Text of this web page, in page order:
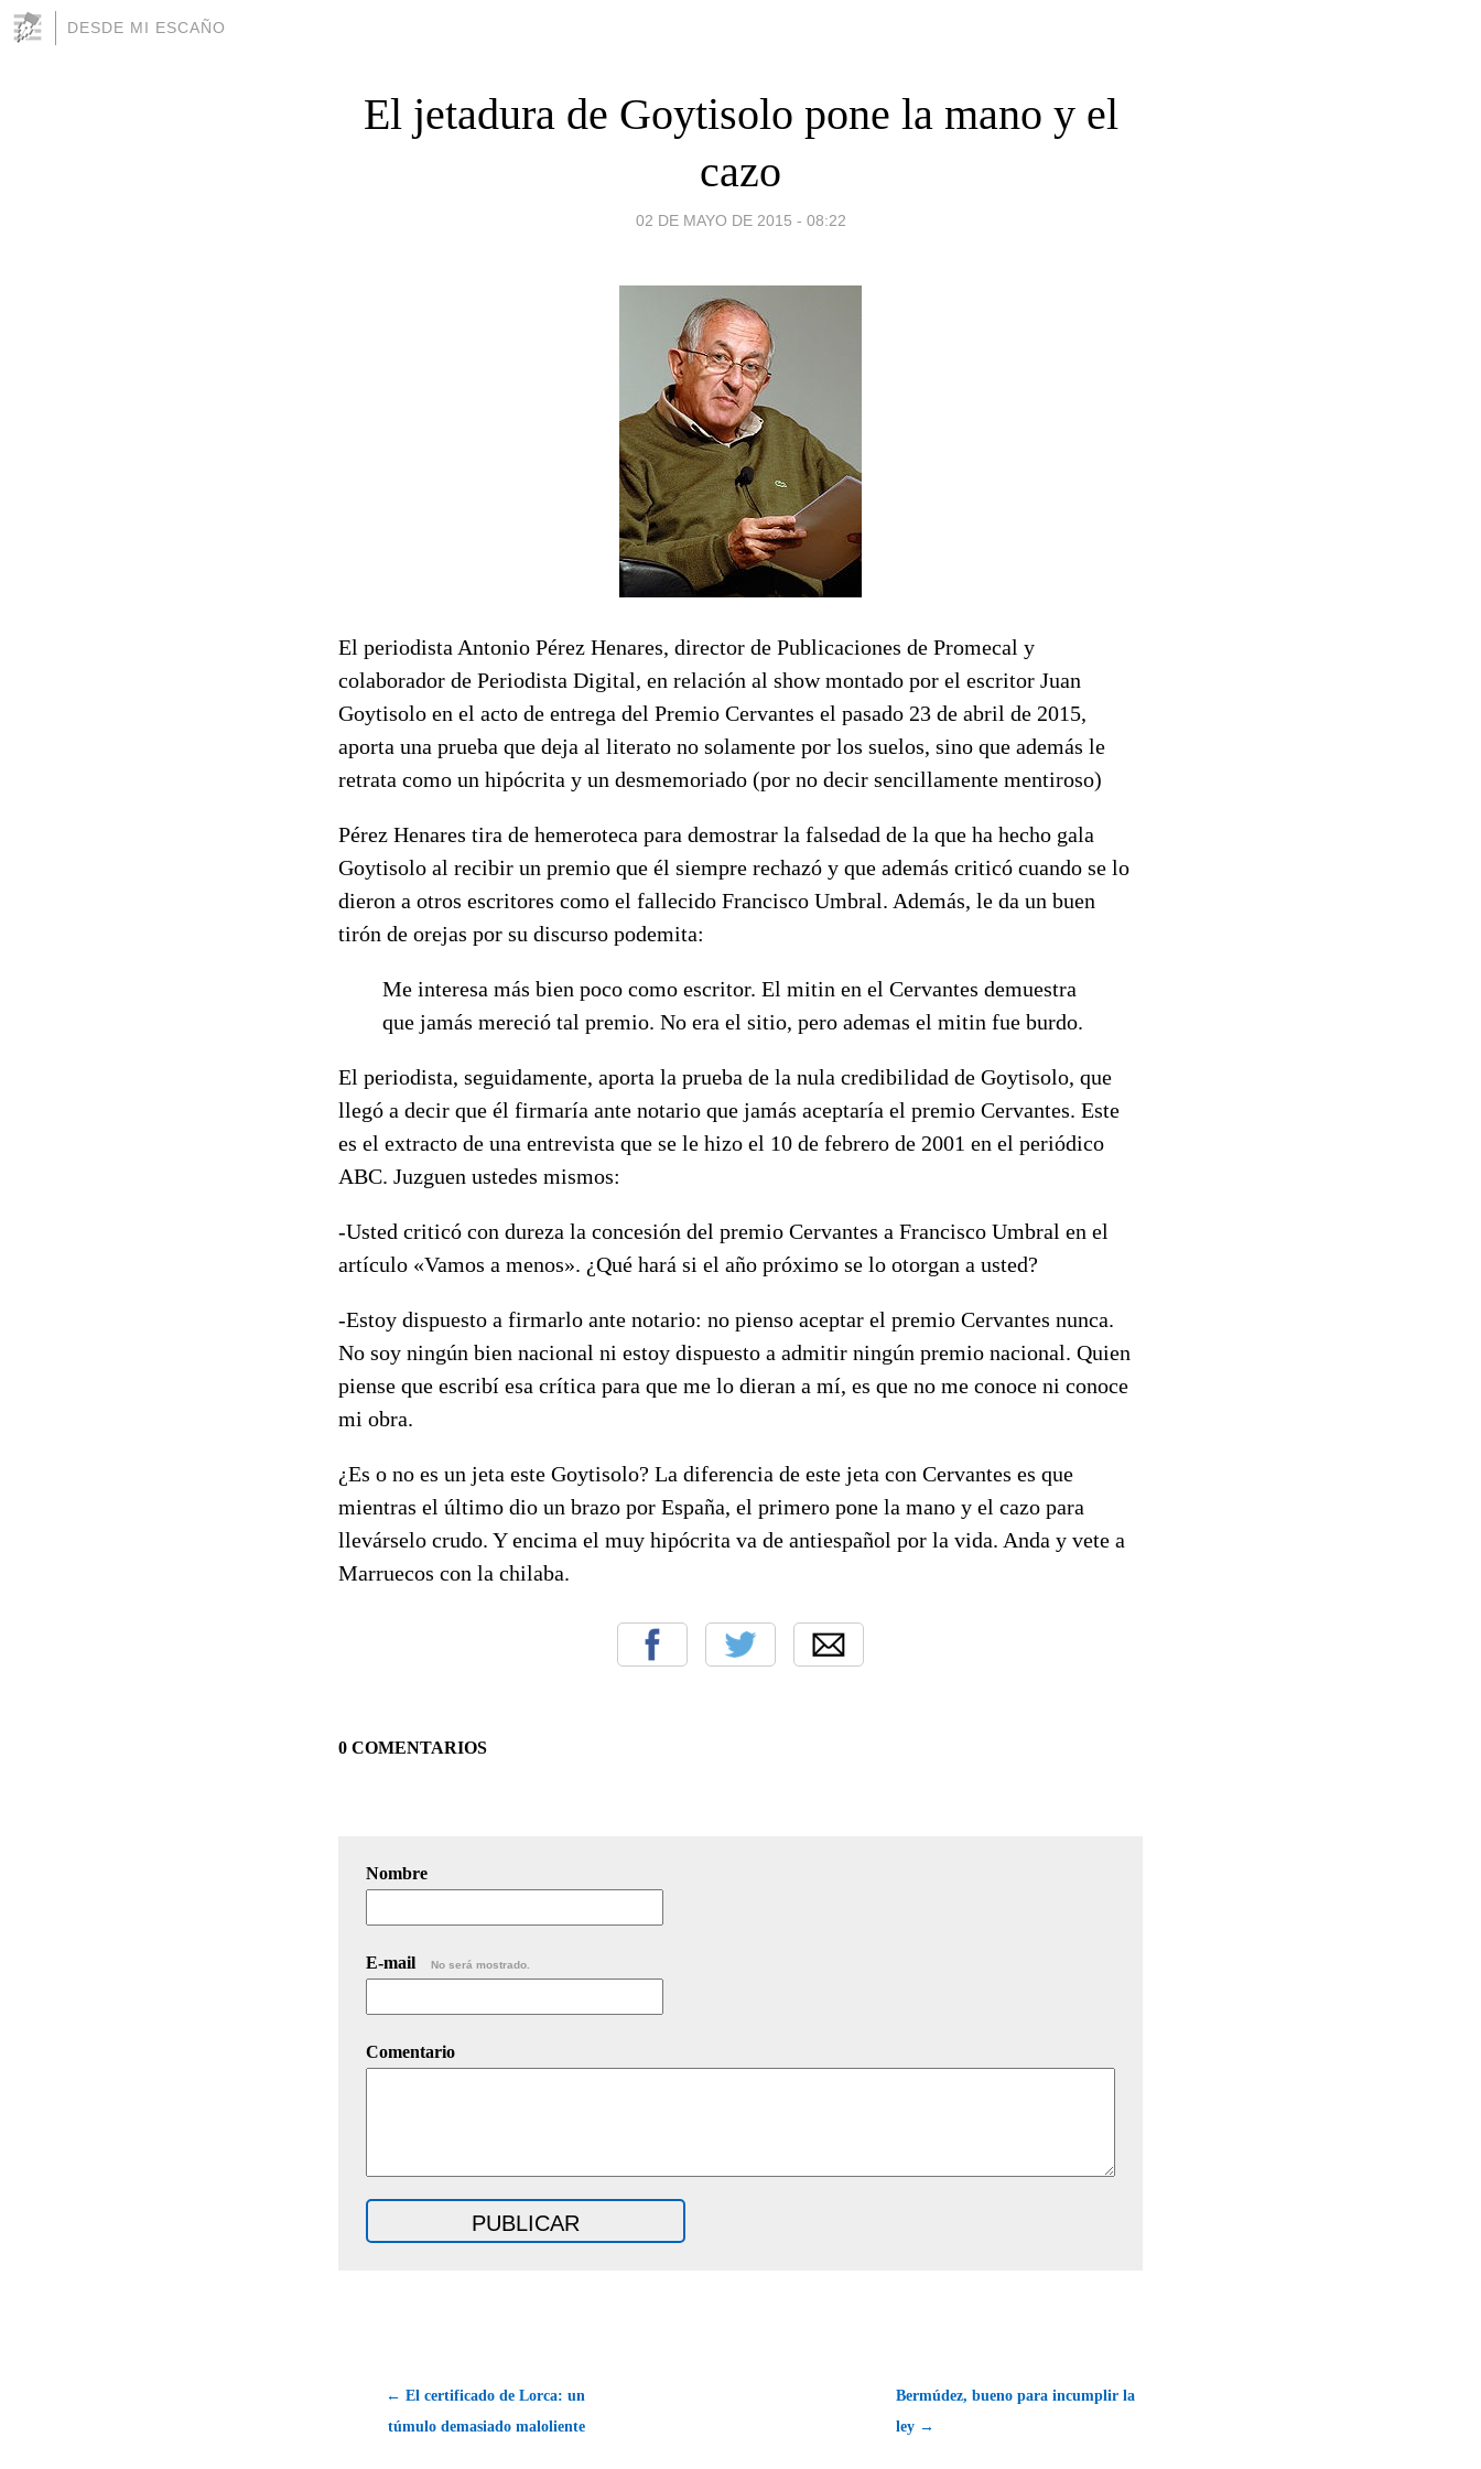
DESDE MI ESCAÑO
El jetadura de Goytisolo pone la mano y el
cazo
02 DE MAYO DE 2015 - 08:22
El periodista Antonio Pérez Henares, director de Publicaciones de Promecal y
colaborador de Periodista Digital, en relación al show montado por el escritor Juan
Goytisolo en el acto de entrega del Premio Cervantes el pasado 23 de abril de 2015,
aporta una prueba que deja al literato no solamente por los suelos, sino que además le
retrata como un hipócrita y un desmemoriado (por no decir sencillamente mentiroso)
Pérez Henares tira de hemeroteca para demostrar la falsedad de la que ha hecho gala
Goytisolo al recibir un premio que él siempre rechazó y que además criticó cuando se lo
dieron a otros escritores como el fallecido Francisco Umbral. Además, le da un buen
tirón de orejas por su discurso podemita:
Me interesa más bien poco como escritor. El mitin en el Cervantes demuestra
que jamás mereció tal premio. No era el sitio, pero ademas el mitin fue burdo.
El periodista, seguidamente, aporta la prueba de la nula credibilidad de Goytisolo, que
llegó a decir que él firmaría ante notario que jamás aceptaría el premio Cervantes. Este
es el extracto de una entrevista que se le hizo el 10 de febrero de 2001 en el periódico
ABC. Juzguen ustedes mismos:
-Usted criticó con dureza la concesión del premio Cervantes a Francisco Umbral en el
artículo «Vamos a menos». ¿Qué hará si el año próximo se lo otorgan a usted?
-Estoy dispuesto a firmarlo ante notario: no pienso aceptar el premio Cervantes nunca.
No soy ningún bien nacional ni estoy dispuesto a admitir ningún premio nacional. Quien
piense que escribí esa crítica para que me lo dieran a mí, es que no me conoce ni conoce
mi obra.
¿Es o no es un jeta este Goytisolo? La diferencia de este jeta con Cervantes es que
mientras el último dio un brazo por España, el primero pone la mano y el cazo para
llevárselo crudo. Y encima el muy hipócrita va de antiespañol por la vida. Anda y vete a
Marruecos con la chilaba.
0 COMENTARIOS
Nombre
E-mail No será mostrado.
Comentario
← El certificado de Lorca: un
túmulo demasiado maloliente
Bermúdez, bueno para incumplir la
ley →